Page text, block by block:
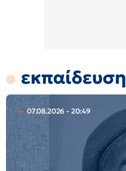
εκπαίδευση
07.08.2026 - 20:49